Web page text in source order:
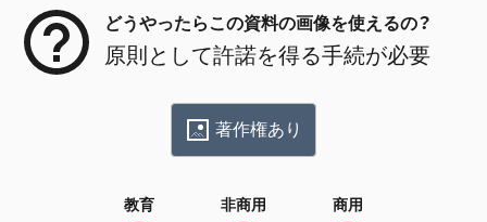
どうやったらこの資料の画像を使えるの？
原則として許諾を得る手続が必要
著作権あり
教育 非商用 商用